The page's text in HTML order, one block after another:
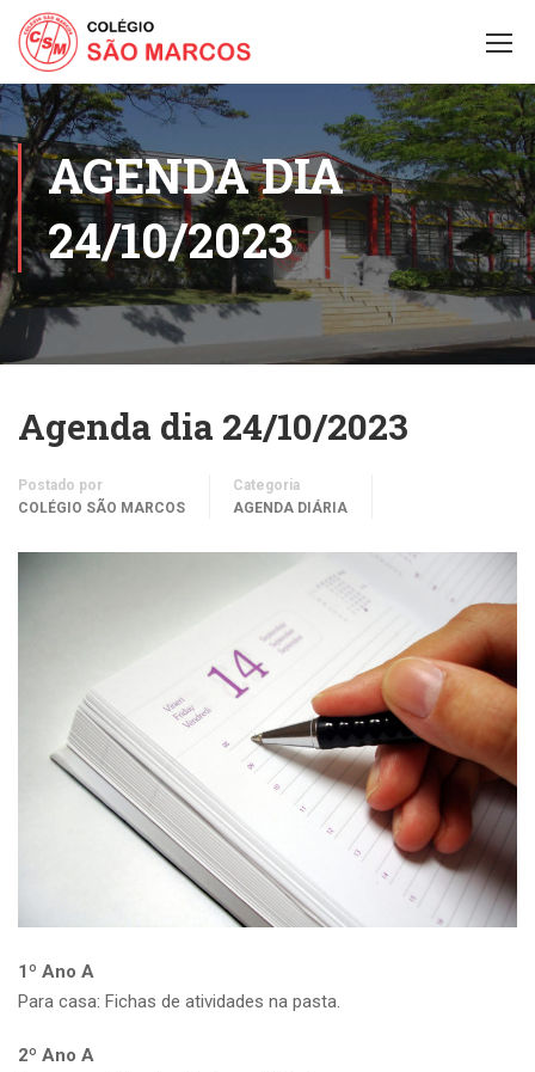
AGENDA DIA
24/10/2023
Agenda dia 24/10/2023
Postado por
COLÉGIO SÃO MARCOS
Categoria
AGENDA DIÁRIA
1º Ano A
Para casa: Fichas de atividades na pasta.
2º Ano A